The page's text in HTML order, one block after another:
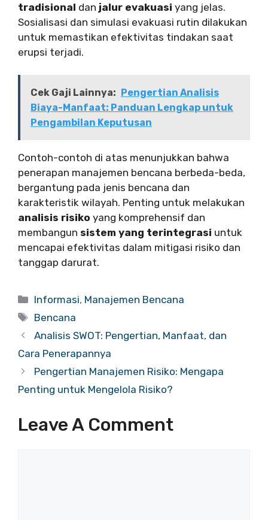
tradisional dan jalur evakuasi yang jelas.
Sosialisasi dan simulasi evakuasi rutin dilakukan
untuk memastikan efektivitas tindakan saat
erupsi terjadi.
Cek Gaji Lainnya: Pengertian Analisis
Biaya-Manfaat: Panduan Lengkap untuk
Pengambilan Keputusan
Contoh-contoh di atas menunjukkan bahwa
penerapan manajemen bencana berbeda-beda,
bergantung pada jenis bencana dan
karakteristik wilayah. Penting untuk melakukan
analisis risiko yang komprehensif dan
membangun sistem yang terintegrasi untuk
mencapai efektivitas dalam mitigasi risiko dan
tanggap darurat.
Categories
Informasi, Manajemen Bencana
Tags
Bencana
Analisis SWOT: Pengertian, Manfaat, dan
Cara Penerapannya
Pengertian Manajemen Risiko: Mengapa
Penting untuk Mengelola Risiko?
Leave A Comment